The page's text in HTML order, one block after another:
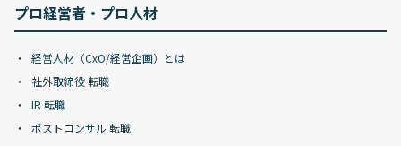
プロ経営者・プロ人材
経営人材（CxO/経営企画）とは
社外取締役 転職
IR 転職
ポストコンサル 転職